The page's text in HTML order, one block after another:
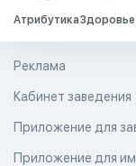
АтрибутикаЗдоровье
Реклама
Кабинет заведения
Приложение для
Приложение для